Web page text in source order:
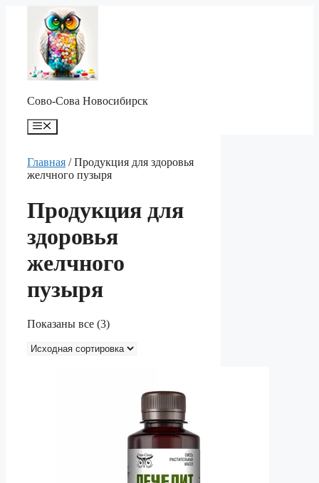
содержимому
Сово-Сова Новосибирск
Меню
Главная / Продукция для здоровья
желчного пузыря
Продукция для
здоровья
желчного
пузыря
Показаны все (3)